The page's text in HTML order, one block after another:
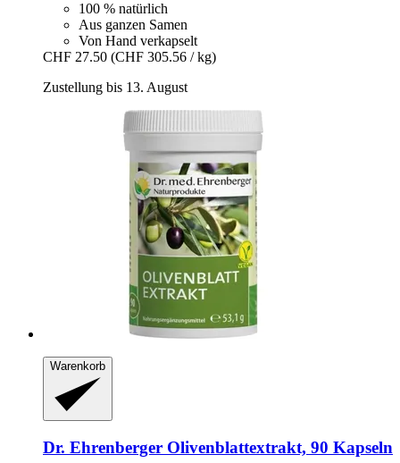
100 % natürlich
Aus ganzen Samen
Von Hand verkapselt
CHF 27.50 (CHF 305.56 / kg)
Zustellung bis 13. August
Warenkorb
Dr. Ehrenberger Olivenblattextrakt, 90 Kapseln